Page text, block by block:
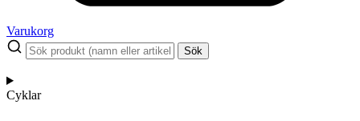
Varukorg
Sök
Cyklar